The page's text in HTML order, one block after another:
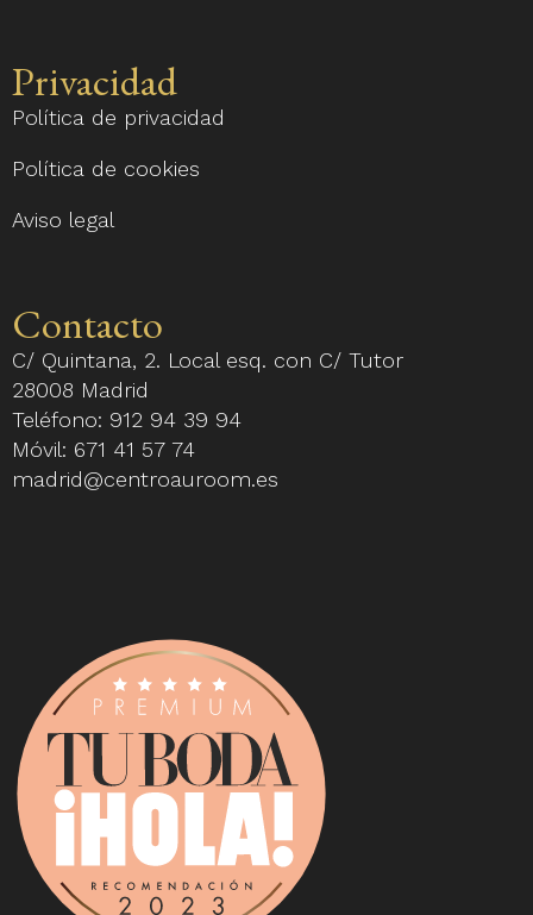
Privacidad
Política de privacidad
Política de cookies
Aviso legal
Contacto
C/ Quintana, 2. Local esq. con C/ Tutor
28008 Madrid
Teléfono: 912 94 39 94
Móvil: 671 41 57 74
madrid@centroauroom.es